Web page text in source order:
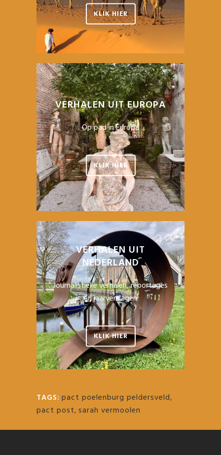
KLIK HIER
VERHALEN UIT EUROPA
Op pad in Europa
KLIK HIER
VERHALEN UIT
NEDERLAND
Journalistieke verhalen, reportages
en jaarverslagen
KLIK HIER
TAGS: pact poelenburg peldersveld,
pact post,sarah vermoolen